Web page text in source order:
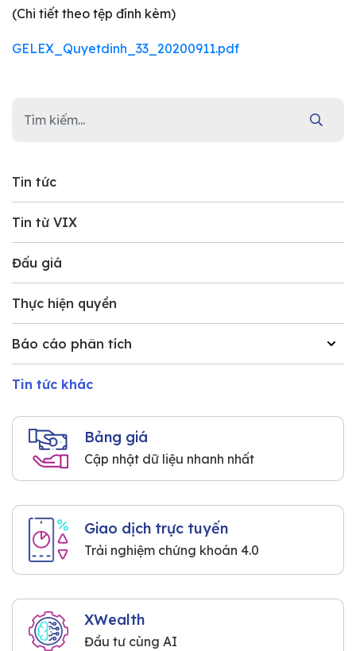
Tin tức
Tin từ VIX
Đấu giá
Thực hiện quyền
Báo cáo phân tích
Tin tức khác
Bảng giá
Cập nhật dữ liệu nhanh nhất
Giao dịch trực tuyến
Trải nghiệm chứng khoán 4.0
XWealth
Đầu tư cùng AI
(Chi tiết theo tệp đính kèm)
GELEX_Quyetdinh_33_20200911.pdf